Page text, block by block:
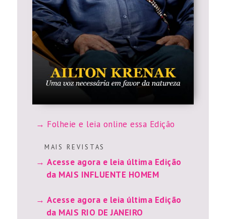
Folheie e leia online essa Edição
M A I S R E V I S T A S
Acesse agora e leia última Edição
da MAIS INFLUENTE HOMEM
Acesse agora e leia última Edição
da MAIS RIO DE JANEIRO